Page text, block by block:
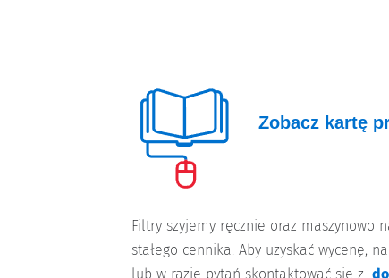
Zobacz kartę
Filtry szyjemy ręcznie oraz maszynowo
stałego cennika. Aby uzyskać wycenę,
lub w razie pytań skontaktować się z